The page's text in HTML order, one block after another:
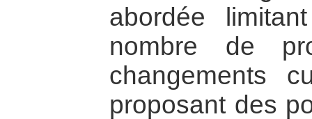
abordée
nombre de
changements
proposant des